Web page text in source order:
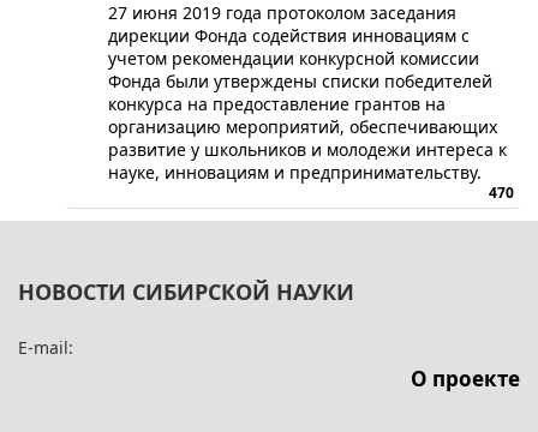
​27 июня 2019 года протоколом заседания
дирекции Фонда содействия инновациям с
учетом рекомендации конкурсной комиссии
Фонда были утверждены списки победителей
конкурса на предоставление грантов на
организацию мероприятий, обеспечивающих
развитие у школьников и молодежи интереса к
науке, инновациям и предпринимательству.
470
НОВОСТИ СИБИРСКОЙ НАУКИ
E-mail:
О проекте